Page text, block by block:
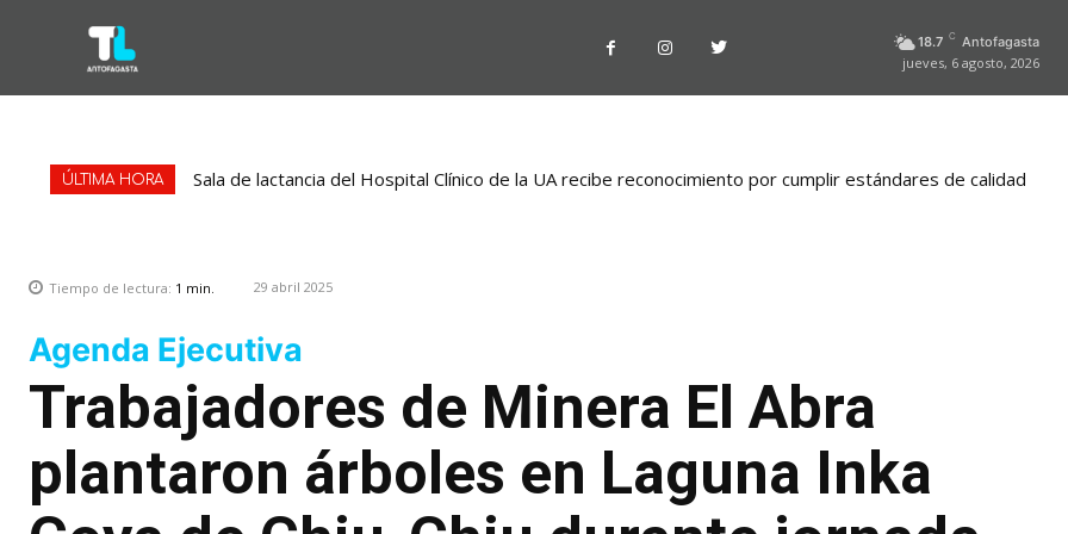
18.7 C Antofagasta
jueves, 6 agosto, 2026
ÚLTIMA HORA Sala de lactancia del Hospital Clínico de la UA recibe reconocimiento por cumplir estándares de calidad
Tiempo de lectura: 1 min. 29 abril 2025
Agenda Ejecutiva
Trabajadores de Minera El Abra
plantaron árboles en Laguna Inka